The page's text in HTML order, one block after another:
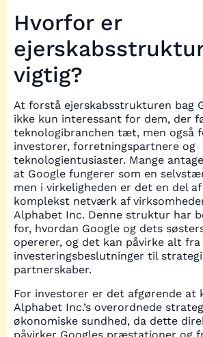
Hvorfor er
vigtig?
At forstå ejerskabsstrukturen bag
ikke kun interessant for dem, der
teknologibranchen tæt, men også
investorer, forretningspartnere og
teknologientusiaster. Mange
at Google fungerer som en
men i virkeligheden er det en del
komplekst netværk af
Alphabet Inc. Denne struktur har
for, hvordan Google og dets
opererer, og det kan påvirke alt fra
investeringsbeslutninger til
partnerskaber.
For investorer er det afgørende at
Alphabet Inc.’s overordnede
økonomiske sundhed, da dette
påvirker Googles præstationer og